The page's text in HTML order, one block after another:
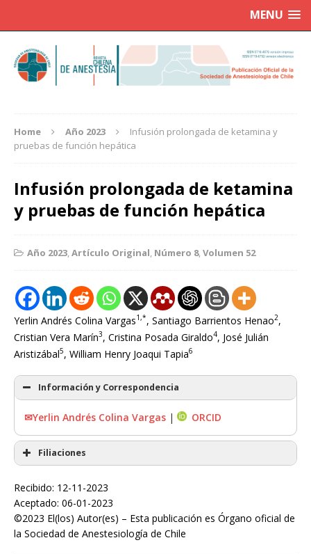
MENU
Home Año 2023
Infusión prolongada de ketamina y
pruebas de función hepática
Infusión prolongada de ketamina
y pruebas de función hepática
Año 2023,Artículo Original, Número 8,Volumen 52
Yerlin Andrés Colina Vargas1,*, Santiago Barrientos Henao2,
Cristian Vera Marín3, Cristina Posada Giraldo4, José Julián
Aristizábal5, William Henry Joaqui Tapia6
Información y Correspondencia
✉Yerlin Andrés Colina Vargas | ORCID
Filiaciones
Recibido: 12-11-2023
Aceptado: 06-01-2023
©2023 El(los) Autor(es) – Esta publicación es Órgano oficial de
la Sociedad de Anestesiología de Chile